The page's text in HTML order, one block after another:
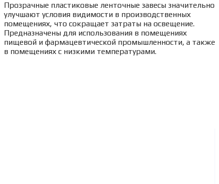
Прозрачные пластиковые ленточные завесы значительно
улучшают условия видимости в производственных
помещениях, что сокращает затраты на освещение.
Предназначены для использования в помещениях
пищевой и фармацевтической промышленности, а также
в помещениях с низкими температурами.